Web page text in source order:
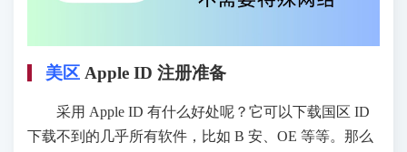
美区 Apple ID 注册准备
采用 Apple ID 有什么好处呢？它可以下载国区 ID
下载不到的几乎所有软件，比如 B 安、OE 等等。那么